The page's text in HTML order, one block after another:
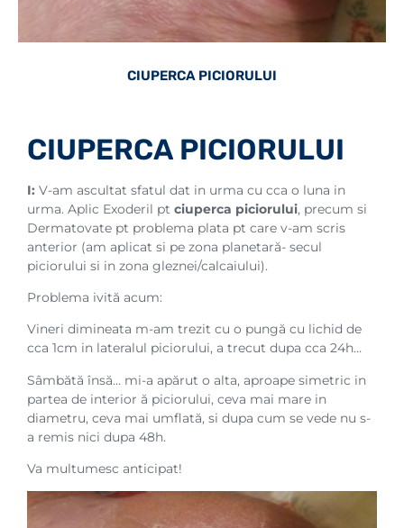
CIUPERCA PICIORULUI
CIUPERCA PICIORULUI
I: V-am ascultat sfatul dat in urma cu cca o luna in
urma. Aplic Exoderil pt ciuperca piciorului, precum si
Dermatovate pt problema plata pt care v-am scris
anterior (am aplicat si pe zona planetară- secul
piciorului si in zona gleznei/calcaiului).
Problema ivită acum:
Vineri dimineata m-am trezit cu o pungă cu lichid de
cca 1cm in lateralul piciorului, a trecut dupa cca 24h…
Sâmbătă însă… mi-a apărut o alta, aproape simetric in
partea de interior ă piciorului, ceva mai mare in
diametru, ceva mai umflată, si dupa cum se vede nu s-
a remis nici dupa 48h.
Va multumesc anticipat!